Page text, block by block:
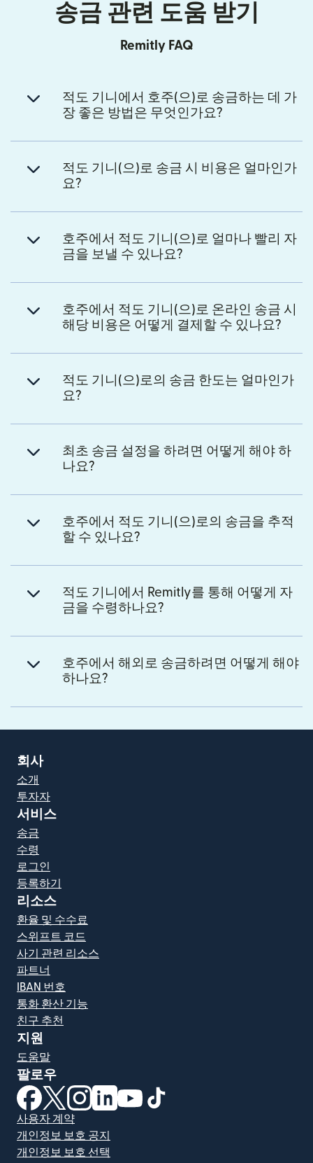
송금 관련 도움 받기
Remitly FAQ
적도 기니에서 호주(으)로 송금하는 데 가
장 좋은 방법은 무엇인가요?
적도 기니(으)로 송금 시 비용은 얼마인가
요?
호주에서 적도 기니(으)로 얼마나 빨리 자
금을 보낼 수 있나요?
호주에서 적도 기니(으)로 온라인 송금 시
해당 비용은 어떻게 결제할 수 있나요?
적도 기니(으)로의 송금 한도는 얼마인가
요?
최초 송금 설정을 하려면 어떻게 해야 하
나요?
호주에서 적도 기니(으)로의 송금을 추적
할 수 있나요?
적도 기니에서 Remitly를 통해 어떻게 자
금을 수령하나요?
호주에서 해외로 송금하려면 어떻게 해야
하나요?
회사
소개
투자자
서비스
송금
수령
로그인
등록하기
리소스
환율 및 수수료
스위프트 코드
사기 관련 리소스
파트너
IBAN 번호
통화 환산 기능
친구 추천
지원
도움말
팔로우
(새 창에서 열림)
(새 창에서 열림)
(새 창에서 열림)
(새 창에서 열림)
(새 창에서 열림)
사용자 계약
개인정보 보호 공지
개인정보 보호 선택